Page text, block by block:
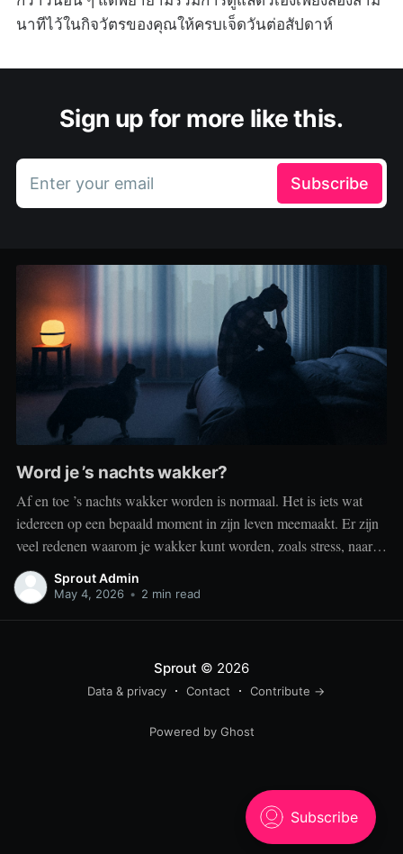
นาทีไว้ในกิจวัตรของคุณให้ครบเจ็ดวันต่อสัปดาห์
Sign up for more like this.
Enter your email Subscribe
Word je ’s nachts wakker?
Af en toe ’s nachts wakker worden is normaal. Het is iets wat
iedereen op een bepaald moment in zijn leven meemaakt. Er zijn
veel redenen waarom je wakker kunt worden, zoals stress, naar
het toilet moeten, je omgeving of medische aandoeningen die je
slaap beïnvloeden. Dit is geen probleem
Sprout Admin
May 4, 2026 • 2 min read
Sprout © 2026
Data & privacy Contact Contribute →
Powered by Ghost